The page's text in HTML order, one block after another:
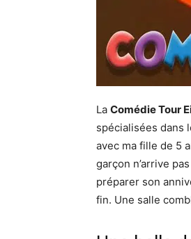
La Comédie Tour
spécialisées dans
avec ma fille de 5
garçon n’arrive
préparer son
fin. Une salle